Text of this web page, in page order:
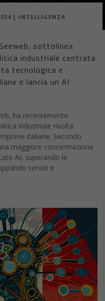
| INTELLIGENZA
sottolinea
industriale centrata
tecnologica e
e lancia un AI
ha recentemente
industriale rivolta
italiane. Secondo
maggiore concentrazione
AI, superando le
servizi e